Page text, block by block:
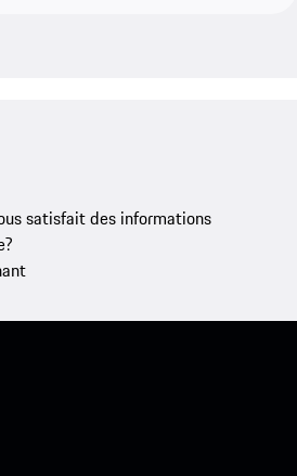
satisfait des informations